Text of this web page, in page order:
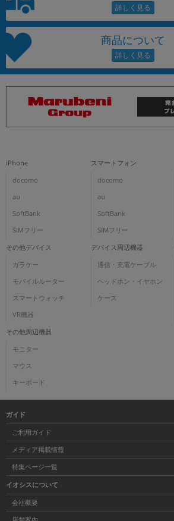
商品について
iPhone
docomo
au
SoftBank
SIMフリー
スマートフォン
docomo
au
SoftBank
SIMフリー
その他デバイス
ガラケー
モバイルルーター
スマートウォッチ
VR機器
デバイス周辺機器
通信・充電ケーブル
ヘッドホン・イヤホン
ケース
その他周辺機器
モニター
マウス
キーボード
ガイド
ご利用ガイド
メディア掲載情報
特集ページ一覧
イオシスについて
会社概要